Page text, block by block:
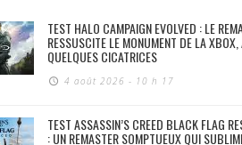
TEST HALO CAMPAIGN EVOLVED : LE
RESSUSCITE LE MONUMENT DE LA XBOX,
QUELQUES CICATRICES
4 août 2026 - 10 h 17
TEST ASSASSIN’S CREED BLACK FLAG
: UN REMASTER SOMPTUEUX QUI